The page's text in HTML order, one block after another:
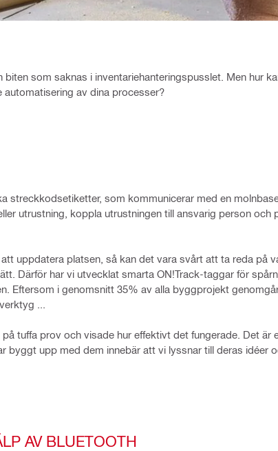
som saknas i inventariehanteringspusslet. Men hur
av dina processer?
streckkodsetiketter, som kommunicerar med en
utrustning, koppla utrustningen till ansvarig person och
uppdatera platsen, så kan det vara svårt att ta reda på
Därför har vi utvecklat smarta ON!Track-taggar för
Eftersom i genomsnitt 35% av alla byggprojekt
...
tuffa prov och visade hur effektivt det fungerade. Det är
byggt upp med dem innebär att vi lyssnar till deras idéer
AV BLUETOOTH